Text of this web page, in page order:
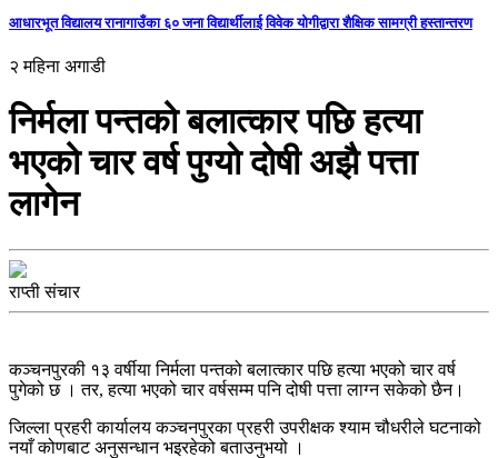
आधारभूत विद्यालय रानागाउँका ६० जना विद्यार्थीलाई विवेक योगीद्वारा शैक्षिक सामग्री हस्तान्तरण
२ महिना अगाडी
निर्मला पन्तको बलात्कार पछि हत्या
भएको चार वर्ष पुग्याे दोषी अझै पत्ता
लागेन
राप्ती संचार
कञ्चनपुरकी १३ वर्षीया निर्मला पन्तको बलात्कार पछि हत्या भएको चार वर्ष
पुगेको छ । तर, हत्या भएको चार वर्षसम्म पनि दोषी पत्ता लाग्न सकेको छैन।
जिल्ला प्रहरी कार्यालय कञ्चनपुरका प्रहरी उपरीक्षक श्याम चौधरीले घटनाको
नयाँ कोणबाट अनुसन्धान भइरहेको बताउनुभयो ।